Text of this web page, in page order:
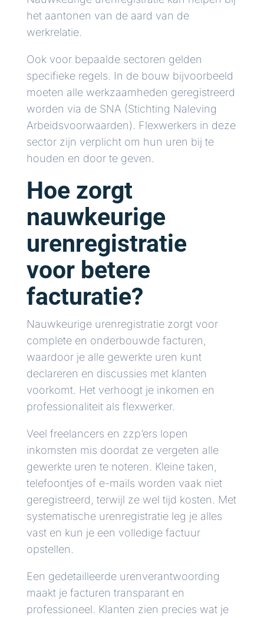
het aantonen van de aard van de
werkrelatie.
Ook voor bepaalde sectoren gelden
specifieke regels. In de bouw bijvoorbeeld
moeten alle werkzaamheden geregistreerd
worden via de SNA (Stichting Naleving
Arbeidsvoorwaarden). Flexwerkers in deze
sector zijn verplicht om hun uren bij te
houden en door te geven.
Hoe zorgt
nauwkeurige
urenregistratie
voor betere
facturatie?
Nauwkeurige urenregistratie zorgt voor
complete en onderbouwde facturen,
waardoor je alle gewerkte uren kunt
declareren en discussies met klanten
voorkomt. Het verhoogt je inkomen en
professionaliteit als flexwerker.
Veel freelancers en zzp’ers lopen
inkomsten mis doordat ze vergeten alle
gewerkte uren te noteren. Kleine taken,
telefoontjes of e-mails worden vaak niet
geregistreerd, terwijl ze wel tijd kosten. Met
systematische urenregistratie leg je alles
vast en kun je een volledige factuur
opstellen.
Een gedetailleerde urenverantwoording
maakt je facturen transparant en
professioneel. Klanten zien precies wat je